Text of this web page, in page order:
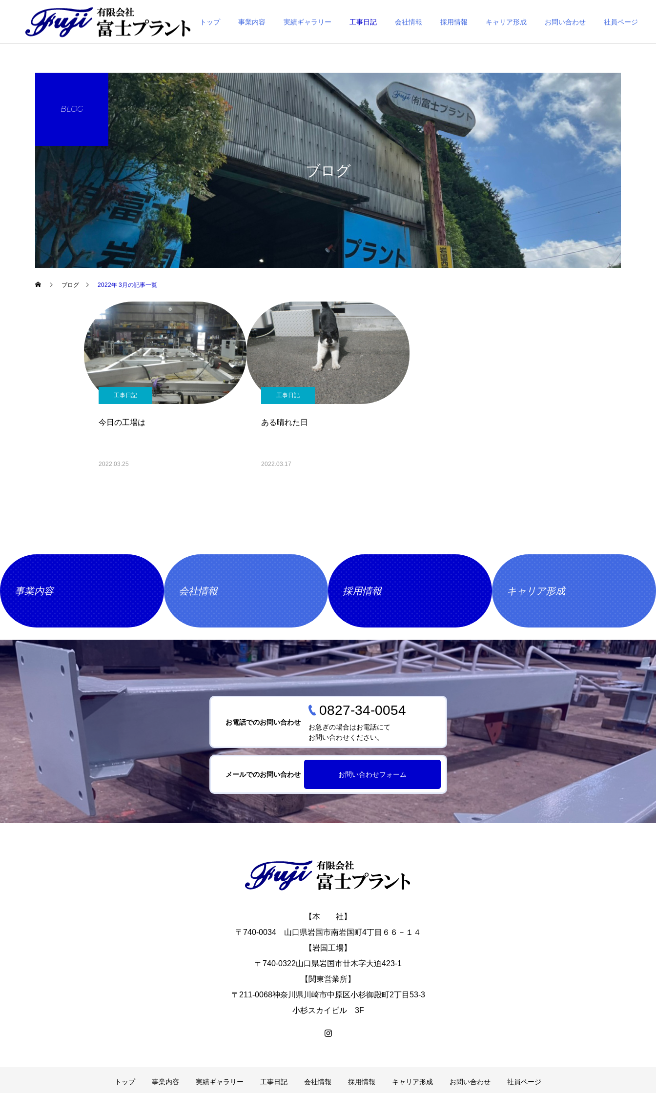
トップ 事業内容 実績ギャラリー 工事日記 会社情報 採用情報 キャリア形成 お問い合わせ 社員ページ
ブログ
BLOG
ブログ 2022年 3月の記事一覧
工事日記
今日の工場は
2022.03.25
工事日記
ある晴れた日
2022.03.17
事業内容 会社情報 採用情報 キャリア形成
メールでのお問い合わせ お問い合わせフォーム
お電話でのお問い合わせ
0827-34-0054
お急ぎの場合はお電話にて
お問い合わせください。
【本 社】
〒740-0034 山口県岩国市南岩国町4丁目６６－１４
【岩国工場】
〒740-0322山口県岩国市廿木字大迫423-1
【関東営業所】
〒211-0068神奈川県川崎市中原区小杉御殿町2丁目53-3
小杉スカイビル 3F
トップ 事業内容 実績ギャラリー 工事日記 会社情報 採用情報 キャリア形成 お問い合わせ 社員ページ